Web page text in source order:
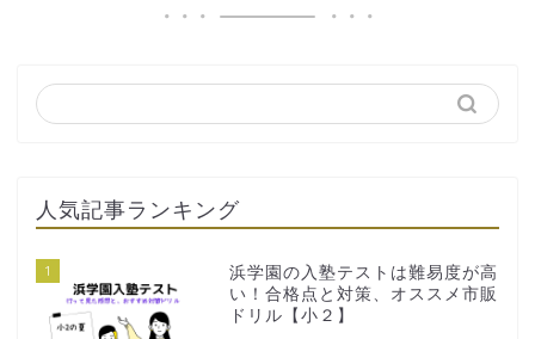
人気記事ランキング
1
浜学園の入塾テストは難易度が高
い！合格点と対策、オススメ市販
ドリル【小２】